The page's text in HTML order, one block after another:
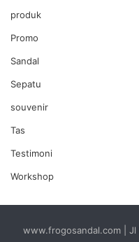
produk
Promo
Sandal
Sepatu
souvenir
Tas
Testimoni
Workshop
www.frogosandal.com | Jl